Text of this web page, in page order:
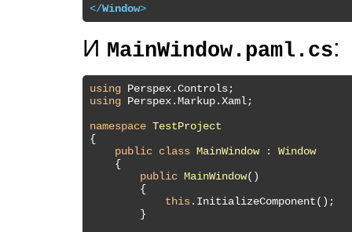
</Window>
И MainWindow.paml.cs:
using
using Perspex.Markup.Xaml;
namespace TestProject
{
public class MainWindow : Window
    {
public MainWindow( )
        {
this.InitializeComponent();
        }